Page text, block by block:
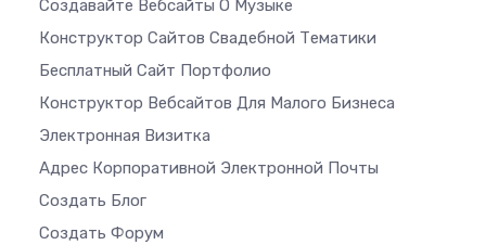
Создавайте Вебсайты О Музыке
Конструктор Сайтов Свадебной Тематики
Бесплатный Сайт Портфолио
Конструктор Вебсайтов Для Малого Бизнеса
Электронная Визитка
Адрес Корпоративной Электронной Почты
Создать Блог
Создать Форум